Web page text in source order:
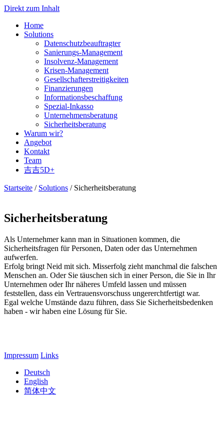
Direkt zum Inhalt
Home
Solutions
Datenschutzbeauftragter
Sanierungs-Management
Insolvenz-Management
Krisen-Management
Gesellschafterstreitigkeiten
Finanzierungen
Informationsbeschaffung
Spezial-Inkasso
Unternehmensberatung
Sicherheitsberatung
Warum wir?
Angebot
Kontakt
Team
吉吉5D+
Startseite / Solutions / Sicherheitsberatung
Sicherheitsberatung
Als Unternehmer kann man in Situationen kommen, die
Sicherheitsfragen für Personen, Daten oder das Unternehmen
aufwerfen.
Erfolg bringt Neid mit sich. Misserfolg zieht manchmal die falschen
Menschen an. Oder Sie täuschen sich in einer Person, die Sie in Ihr
Unternehmen oder Ihr näheres Umfeld lassen und müssen
feststellen, dass ein Vertrauensvorschuss ungererchtfertigt war.
Egal welche Umstände dazu führen, dass Sie Sicherheitsbedenken
haben - wir haben eine Lösung für Sie.
Impressum Links
Deutsch
English
简体中文